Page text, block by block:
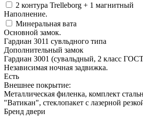
2 контура Trelleborg + 1 магнитный
Наполнение.
Минеральная вата
Основной замок.
Гардиан 3011 сувльдного типа
Дополнительный замок
Гардиан 3001 (сувальдный, 2 класс
Независимая ночная задвижка.
Есть
Внешнее покрытие:
Металлическая филенка, комплект
"Ватикан", стеклопакет с лазерной
Бренд двери